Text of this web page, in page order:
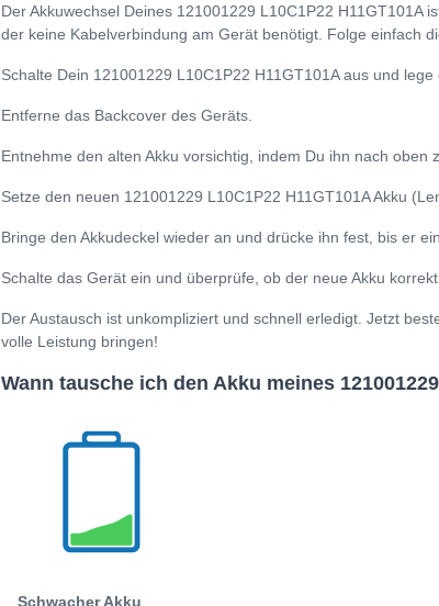
Der Akkuwechsel Deines 121001229 L10C1P22 H11GT101A
der keine Kabelverbindung am Gerät benötigt. Folge einfach
Schalte Dein 121001229 L10C1P22 H11GT101A aus und lege
Entferne das Backcover des Geräts.
Entnehme den alten Akku vorsichtig, indem Du ihn nach oben
Setze den neuen 121001229 L10C1P22 H11GT101A Akku
Bringe den Akkudeckel wieder an und drücke ihn fest, bis er
Schalte das Gerät ein und überprüfe, ob der neue Akku
Der Austausch ist unkompliziert und schnell erledigt. Jetzt
volle Leistung bringen!
Wann tausche ich den Akku meines
Schwacher Akku